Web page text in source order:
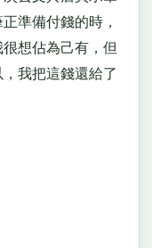
準備付錢的時，
想佔為己有，但
我把這錢還給了